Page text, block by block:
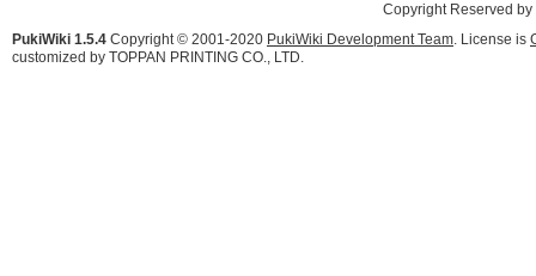
Copyright Reserved
PukiWiki 1.5.4 Copyright © 2001-2020 PukiWiki Development Team. License is
customized by TOPPAN PRINTING CO., LTD.